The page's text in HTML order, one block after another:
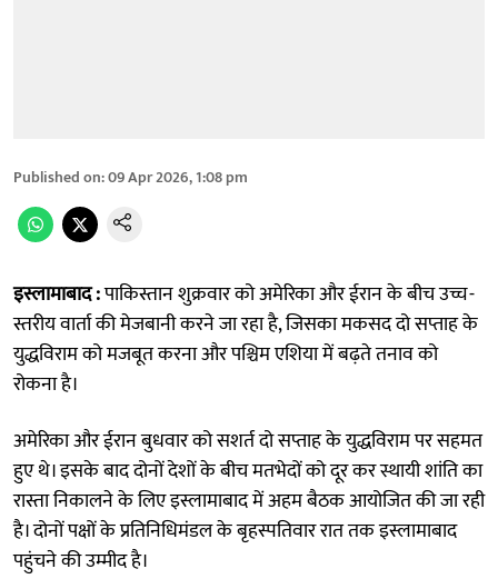
Published on:09 Apr 2026, 1:08 pm
इस्लामाबाद :पाकिस्तान शुक्रवार को अमेरिका और ईरान के बीच उच्च-
स्तरीय वार्ता की मेजबानी करने जा रहा है, जिसका मकसद दो सप्ताह के
युद्धविराम को मजबूत करना और पश्चिम एशिया में बढ़ते तनाव को
रोकना है।
अमेरिका और ईरान बुधवार को सशर्त दो सप्ताह के युद्धविराम पर सहमत
हुए थे। इसके बाद दोनों देशों के बीच मतभेदों को दूर कर स्थायी शांति का
रास्ता निकालने के लिए इस्लामाबाद में अहम बैठक आयोजित की जा रही
है। दोनों पक्षों के प्रतिनिधिमंडल के बृहस्पतिवार रात तक इस्लामाबाद
पहुंचने की उम्मीद है।